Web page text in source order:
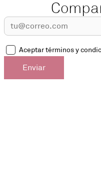
Aceptar términos y
Enviar